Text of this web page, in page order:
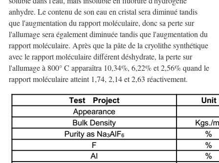
anhydre. Le contenu de son eau en cristal sera diminué tandis
que l'augmentation du rapport moléculaire, donc sa perte sur
l'allumage sera également diminuée tandis que l'augmentation du
rapport moléculaire. Après que la pâte de la cryolithe synthétique
avec le rapport moléculaire différent déshydrate, la perte sur
l'allumage à 800° C apparaîtra 10,34%, 6,22% et 2,56% quand le
rapport moléculaire atteint 1,74, 2,14 et 2,63 réactivement.